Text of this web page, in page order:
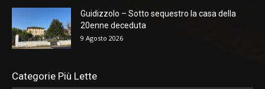
Guidizzolo – Sotto sequestro la casa della
20enne deceduta
9 Agosto 2026
Categorie Più Lette